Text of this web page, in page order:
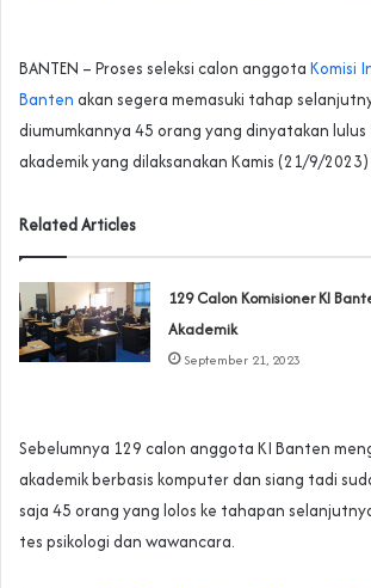
BANTEN – Proses seleksi calon anggota Komisi
Banten akan segera memasuki tahap
diumumkannya 45 orang yang dinyatakan
akademik yang dilaksanakan Kamis (21/9/
Related Articles
129 Calon Komisioner KI
Akademik
September 21, 2023
Sebelumnya 129 calon anggota KI Banten
akademik berbasis komputer dan siang tadi
saja 45 orang yang lolos ke tahapan
tes psikologi dan wawancara.